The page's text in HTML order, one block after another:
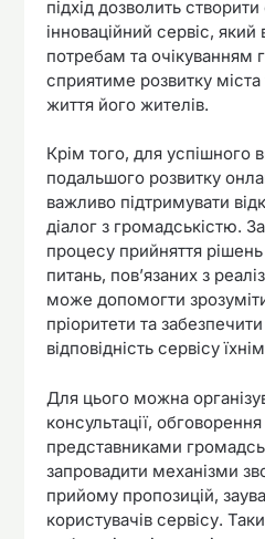
підхід дозволить
інноваційний сервіс, який
потребам та очікуванням
сприятиме розвитку
життя його жителів.
Крім того, для успішного
подальшого розвитку
важливо підтримувати
діалог з громадськістю.
процесу прийняття
питань, пов’язаних з
може допомогти
пріоритети та
відповідність сервісу
Для цього можна
консультації, обговорення
представниками
запровадити механізми
прийому пропозицій,
користувачів сервісу.